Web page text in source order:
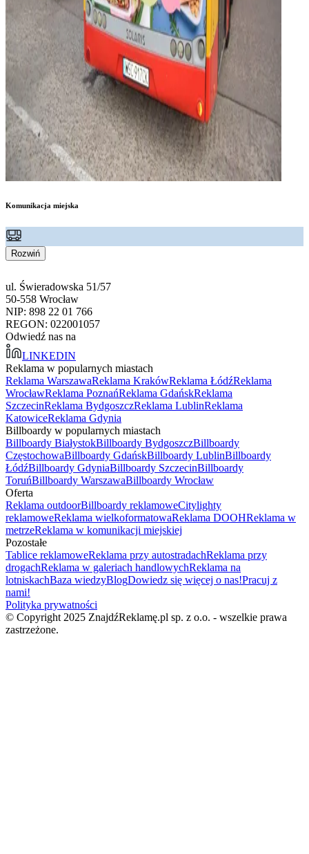
Komunikacja miejska
Rozwiń
ul. Świeradowska 51/57
50-558 Wrocław
NIP: 898 22 01 766
REGON: 022001057
Odwiedź nas na
LINKEDIN
Reklama w popularnych miastach
Reklama WarszawaReklama KrakówReklama ŁódźReklama
WrocławReklama PoznańReklama GdańskReklama
SzczecinReklama BydgoszczReklama LublinReklama
KatowiceReklama Gdynia
Billboardy w popularnych miastach
Billboardy BiałystokBillboardy BydgoszczBillboardy
CzęstochowaBillboardy GdańskBillboardy LublinBillboardy
ŁódźBillboardy GdyniaBillboardy SzczecinBillboardy
ToruńBillboardy WarszawaBillboardy Wrocław
Oferta
Reklama outdoorBillboardy reklamoweCitylighty
reklamoweReklama wielkoformatowaReklama DOOHReklama w
metrzeReklama w komunikacji miejskiej
Pozostałe
Tablice reklamoweReklama przy autostradachReklama przy
drogachReklama w galeriach handlowychReklama na
lotniskachBaza wiedzyBlogDowiedz się więcej o nas!Pracuj z
nami!
Polityka prywatności
© Copyright 2025 ZnajdźReklamę.pl sp. z o.o. - wszelkie prawa
zastrzeżone.